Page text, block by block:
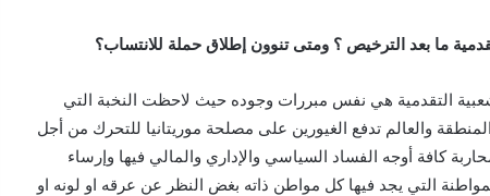
ما بعد الترخيص ؟ ومتى تنوون إطلاق حملة للانتساب؟
التقدمية هي نفس مبررات وجوده حيث لاحظت النخبة التي
والعالم تدفع الغيورين على مصلحة موريتانيا للتحرك من أجل
كافة أوجه الفساد السياسي والإداري والمالي فيها وإرساء
التي يجد فيها كل مواطن ذاته بغض النظر عن عرقه او لونه او